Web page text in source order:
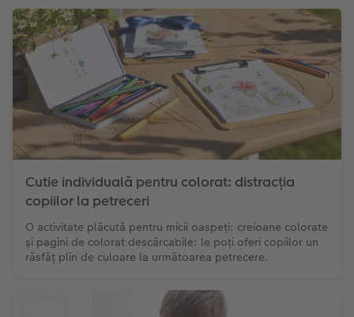
Cutie individuală pentru colorat: distracția
copiilor la petreceri
O activitate plăcută pentru micii oaspeți: creioane colorate
și pagini de colorat descărcabile: le poți oferi copiilor un
răsfăț plin de culoare la următoarea petrecere.